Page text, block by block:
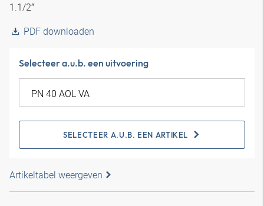
1.1/2″
PDF downloaden
Selecteer a.u.b. een uitvoering
SELECTEER A.U.B. EEN ARTIKEL
Artikeltabel weergeven